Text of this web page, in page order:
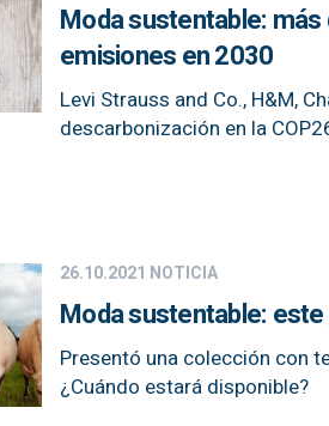
Moda sustentable:
emisiones en 2030
Levi Strauss and Co., H&M,
descarbonización en la
26.10.2021 NOTICIA
Moda sustentable:
Presentó una colección con
¿Cuándo estará disponible?